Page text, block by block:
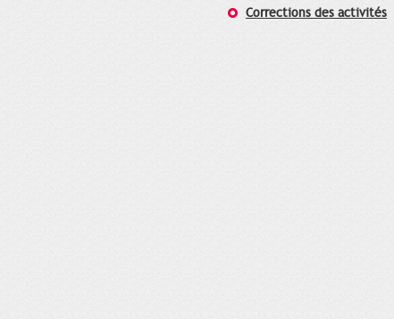
Corrections des activités